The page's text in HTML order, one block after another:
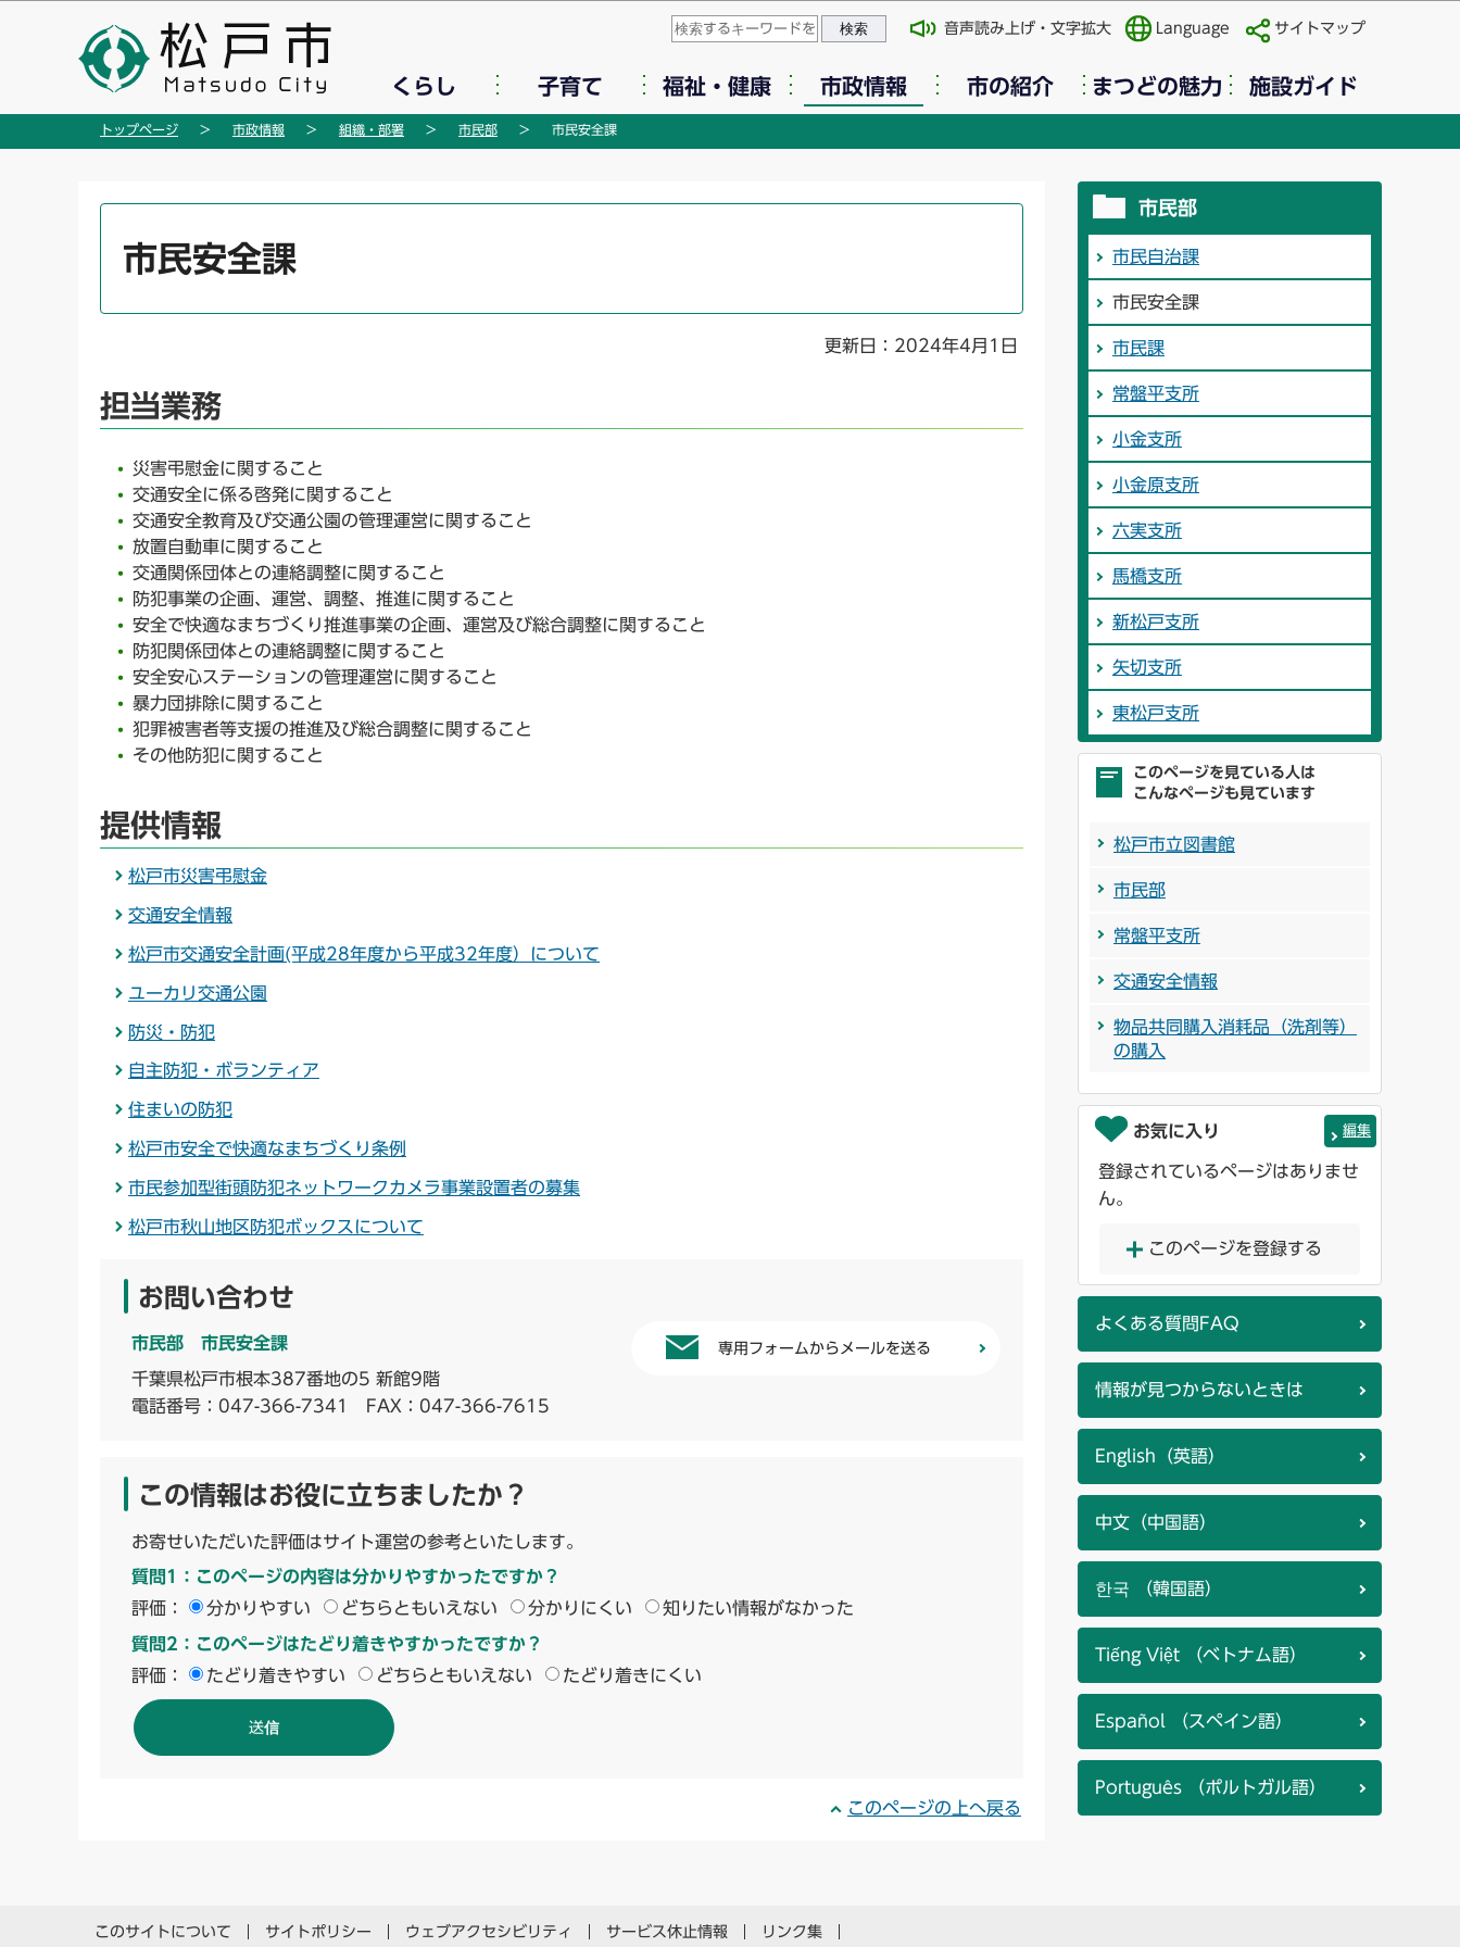
の
このページの本文へ移動
音声読み上げ・文字拡大 Language サイトマップ
くらし 子育て 福祉・健康 市政情報 市の紹介 まつどの魅力 施設ガイド
トップページ 市政情報 組織・部署 市民部 市民安全課
市民安全課
更新日：2024年4月1日
担当業務
災害弔慰金に関すること
交通安全に係る啓発に関すること
交通安全教育及び交通公園の管理運営に関すること
放置自動車に関すること
交通関係団体との連絡調整に関すること
防犯事業の企画、運営、調整、推進に関すること
安全で快適なまちづくり推進事業の企画、運営及び総合調整に関すること
防犯関係団体との連絡調整に関すること
安全安心ステーションの管理運営に関すること
暴力団排除に関すること
犯罪被害者等支援の推進及び総合調整に関すること
その他防犯に関すること
提供情報
松戸市災害弔慰金
交通安全情報
松戸市交通安全計画(平成28年度から平成32年度）について
ユーカリ交通公園
防災・防犯
自主防犯・ボランティア
住まいの防犯
松戸市安全で快適なまちづくり条例
市民参加型街頭防犯ネットワークカメラ事業設置者の募集
松戸市秋山地区防犯ボックスについて
お問い合わせ
市民部 市民安全課
千葉県松戸市根本387番地の5 新館9階
電話番号： 047-366-7341 FAX：047-366-7615
専用フォームからメールを送る
この情報はお役に立ちましたか？
お寄せいただいた評価はサイト運営の参考といたします。
質問1：このページの内容は分かりやすかったですか？
評価：
分かりやすい どちらともいえない 分かりにくい 知りたい情報がなかった
質問2：このページはたどり着きやすかったですか？
評価：
たどり着きやすい どちらともいえない たどり着きにくい
このページの上へ戻る
市民部
市民自治課
市民安全課
市民課
常盤平支所
小金支所
小金原支所
六実支所
馬橋支所
新松戸支所
矢切支所
東松戸支所
このページを見ている人は
こんなページも見ています
松戸市立図書館
市民部
常盤平支所
交通安全情報
物品共同購入消耗品（洗剤等）
の購入
お気に入り 編集
登録されているページはありませ
ん。
このページを登録する
よくある質問FAQ
情報が見つからないときは
English（英語）
中文（中国語）
한국 （韓国語）
Tiếng Việt （ベトナム語）
Español （スペイン語）
Português （ポルトガル語）
このサイトについて サイトポリシー ウェブアクセシビリティ サービス休止情報 リンク集